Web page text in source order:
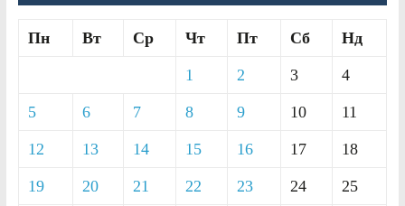
Пн Вт Ср Чт Пт Сб Нд
1 2 3 4
5 6 7 8 9 10 11
12 13 14 15 16 17 18
19 20 21 22 23 24 25